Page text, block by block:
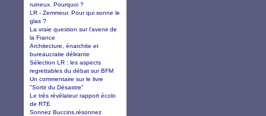
ruineux. Pourquoi ?
LR - Zemmour. Pour qui sonne le
glas ?
La vraie question sur l'avenir de
la France
Architecture, énarchite et
bureaucratie délirante
Sélection LR : les aspects
regrettables du débat sur BFM
Un commentaire sur le livre
"Sortir du Désastre"
Le très révélateur rapport écolo
de RTE
Sonnez Buccins,résonnez